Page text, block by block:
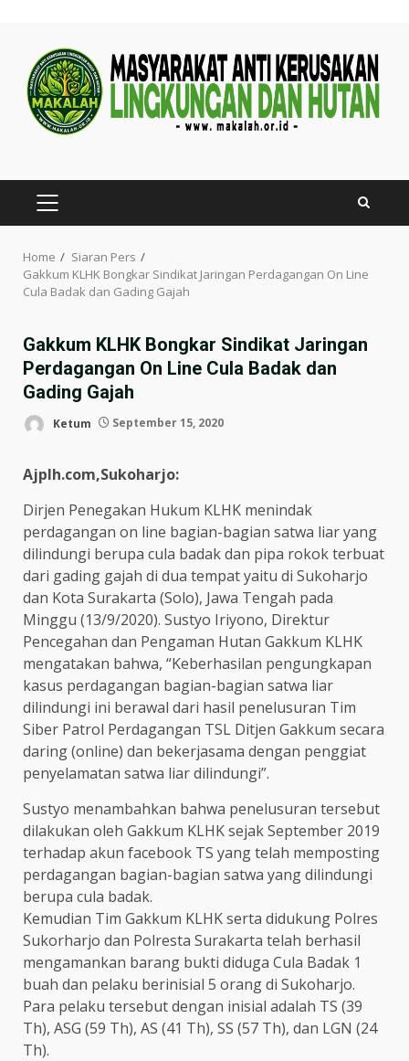
content
PRIMARY
MENU
Home
Siaran Pers
Gakkum KLHK Bongkar Sindikat Jaringan Perdagangan On Line
Cula Badak dan Gading Gajah
Gakkum KLHK Bongkar Sindikat Jaringan
Perdagangan On Line Cula Badak dan
Gading Gajah
Ketum September 15, 2020
Ajplh.com,Sukoharjo:
Dirjen Penegakan Hukum KLHK menindak
perdagangan on line bagian-bagian satwa liar yang
dilindungi berupa cula badak dan pipa rokok terbuat
dari gading gajah di dua tempat yaitu di Sukoharjo
dan Kota Surakarta (Solo), Jawa Tengah pada
Minggu (13/9/2020). Sustyo Iriyono, Direktur
Pencegahan dan Pengaman Hutan Gakkum KLHK
mengatakan bahwa, “Keberhasilan pengungkapan
kasus perdagangan bagian-bagian satwa liar
dilindungi ini berawal dari hasil penelusuran Tim
Siber Patrol Perdagangan TSL Ditjen Gakkum secara
daring (online) dan bekerjasama dengan penggiat
penyelamatan satwa liar dilindungi”.
Sustyo menambahkan bahwa penelusuran tersebut
dilakukan oleh Gakkum KLHK sejak September 2019
terhadap akun facebook TS yang telah memposting
perdagangan bagian-bagian satwa yang dilindungi
berupa cula badak.
Kemudian Tim Gakkum KLHK serta didukung Polres
Sukorharjo dan Polresta Surakarta telah berhasil
mengamankan barang bukti diduga Cula Badak 1
buah dan pelaku berinisial 5 orang di Sukoharjo.
Para pelaku tersebut dengan inisial adalah TS (39
Th), ASG (59 Th), AS (41 Th), SS (57 Th), dan LGN (24
Th).